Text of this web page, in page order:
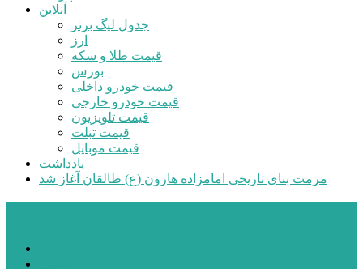
آنلاین
جدول لیگ برتر
ارز
قیمت طلا و سکه
بورس
قیمت خودرو داخلی
قیمت خودرو خارجی
قیمت تلویزیون
قیمت تبلت
قیمت موبایل
یادداشت
مرمت بنای تاریخی امامزاده هارون (ع) طالقان آغاز شد